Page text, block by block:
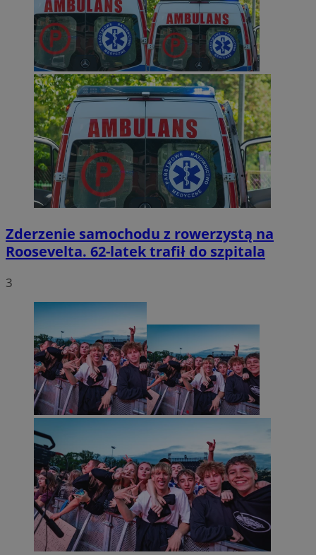
Zderzenie samochodu z rowerzystą na
Roosevelta. 62-latek trafił do szpitala
3